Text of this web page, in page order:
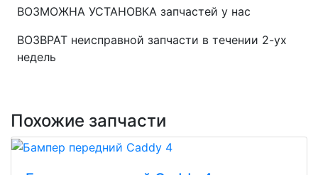
ВОЗМОЖНА УСТАНОВКА запчастей у нас
ВОЗВРАТ неисправной запчасти в течении 2-ух
недель
Похожие запчасти